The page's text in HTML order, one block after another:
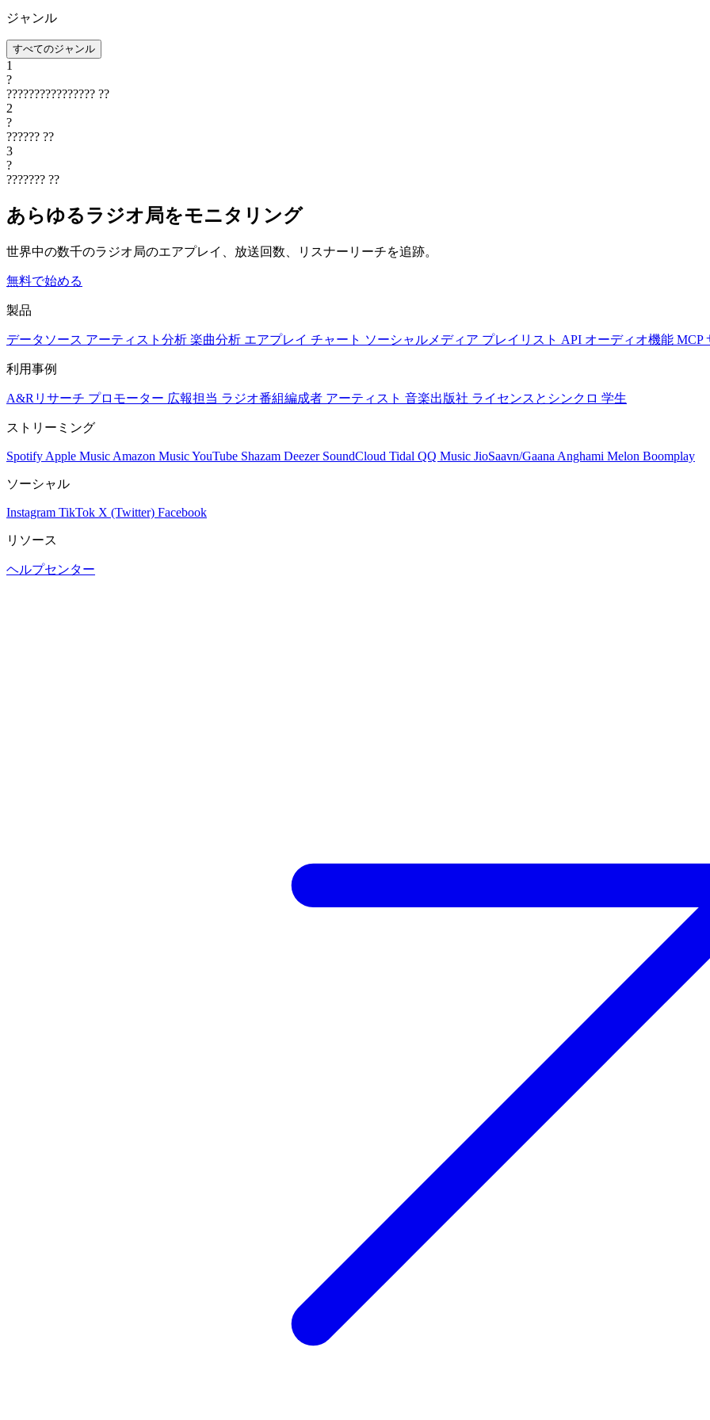
ジャンル
すべてのジャンル
1
?
???????????????? ??
2
?
?????? ??
3
?
??????? ??
あらゆるラジオ局をモニタリング
世界中の数千のラジオ局のエアプレイ、放送回数、リスナーリーチを追跡。
無料で始める
製品
データソース アーティスト分析 楽曲分析 エアプレイ チャート ソーシャルメディア プレイリスト API オーディオ機能 MCP
利用事例
A&Rリサーチ プロモーター 広報担当 ラジオ番組編成者 アーティスト 音楽出版社 ライセンスとシンクロ 学生
ストリーミング
Spotify Apple Music Amazon MusicYouTube Shazam Deezer SoundCloud Tidal QQ Music JioSaavn/Gaana Anghami Melon Boomplay
ソーシャル
Instagram TikTok X (Twitter) Facebook
リソース
ヘルプセンター